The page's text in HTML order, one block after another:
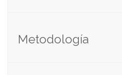
Metodología